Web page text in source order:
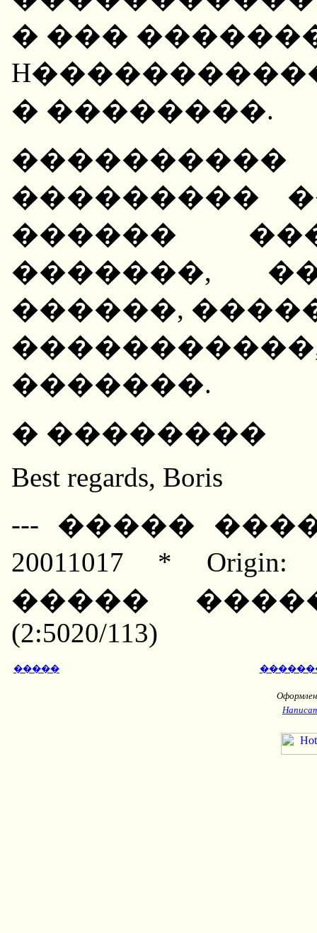
� ���
� ��������.
���������
������
�������,
������,
�������.
� ��������
Best regards, Boris
--- �����
20011017 *
�����
(2:5020/113)
�����